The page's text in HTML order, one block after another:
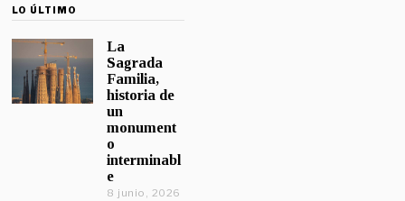
LO ÚLTIMO
La
Sagrada
Familia,
historia de
un
monument
o
interminabl
e
8 junio, 2026